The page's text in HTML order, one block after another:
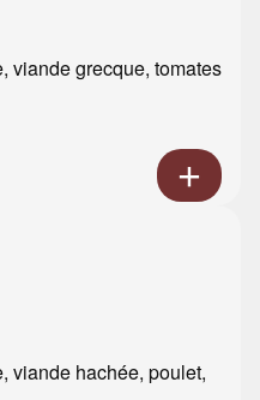
viande grecque, tomates
viande hachée, poulet,